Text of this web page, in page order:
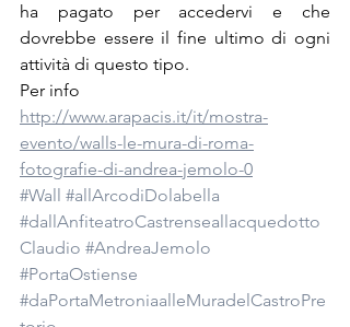
ha pagato per accedervi e che
dovrebbe essere il fine ultimo di ogni
attività di questo tipo.
Per info
http://www.arapacis.it/it/mostra-
evento/walls-le-mura-di-roma-
fotografie-di-andrea-jemolo-0
#Wall
#allArcodiDolabella
#dallAnfiteatroCastrenseallacquedotto
Claudio #AndreaJemolo
#PortaOstiense
#daPortaMetroniaalleMuradelCastroPre